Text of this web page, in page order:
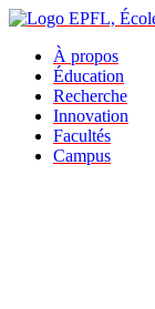
À propos
Éducation
Recherche
Innovation
Facultés
Campus